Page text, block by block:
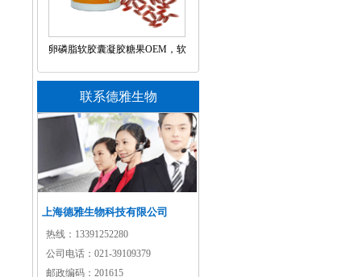
卵磷脂软胶囊凝胶糖果OEM，软
胶囊出口加工
联系德雅生物
上海德雅生物科技有限公司
热线： 13391252280
公司电话： 021-39109379
邮政编码： 201615